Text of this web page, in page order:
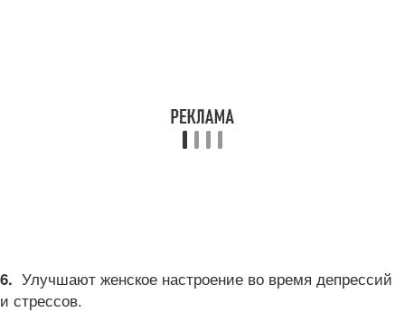
6. Улучшают женское настроение во время депрессий
и стрессов.